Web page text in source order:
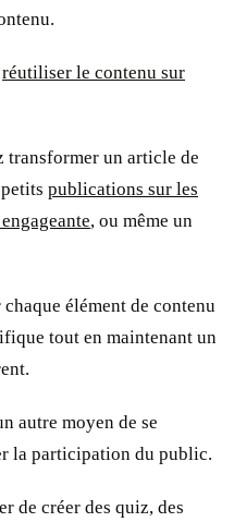
réutiliser le contenu sur
transformer un article de
publications sur les
, ou même un
élément de contenu
tout en maintenant un
autre moyen de se
la participation du public.
de créer des quiz, des